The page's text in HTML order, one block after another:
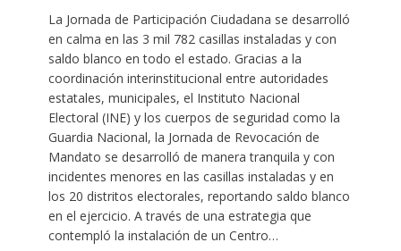
La Jornada de Participación Ciudadana se desarrolló
en calma en las 3 mil 782 casillas instaladas y con
saldo blanco en todo el estado. Gracias a la
coordinación interinstitucional entre autoridades
estatales, municipales, el Instituto Nacional
Electoral (INE) y los cuerpos de seguridad como la
Guardia Nacional, la Jornada de Revocación de
Mandato se desarrolló de manera tranquila y con
incidentes menores en las casillas instaladas y en
los 20 distritos electorales, reportando saldo blanco
en el ejercicio. A través de una estrategia que
contempló la instalación de un Centro…